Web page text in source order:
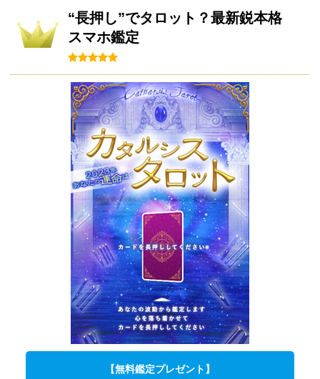
“長押し”でタロット？最新鋭本格
スマホ鑑定
【無料鑑定プレゼント】